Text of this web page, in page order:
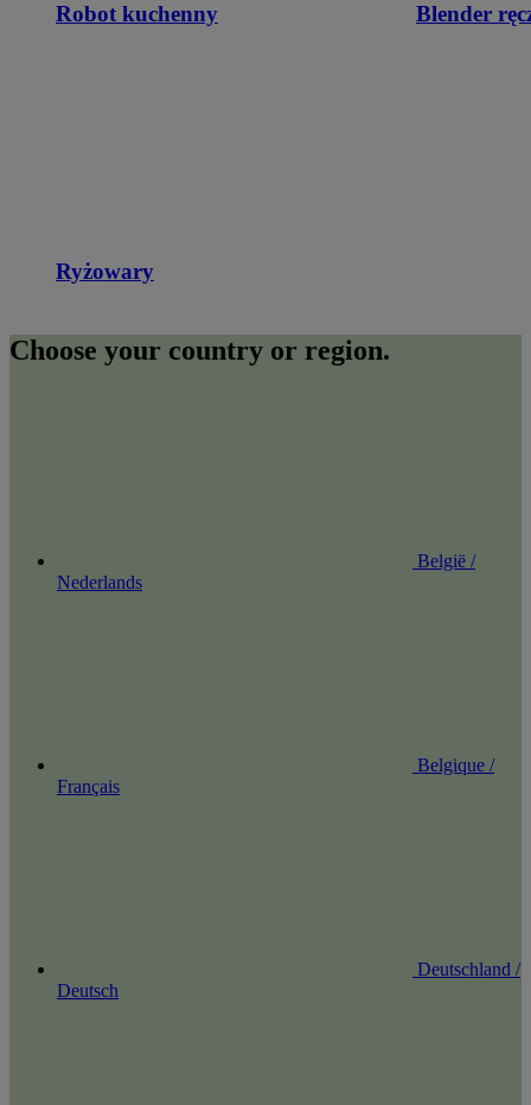
Robot kuchenny Blender
Ryżowary
Choose your country or region.
België /
Nederlands
Belgique /
Français
Deutschland /
Deutsch